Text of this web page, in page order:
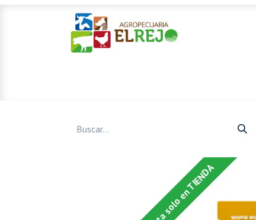
Venta solo en TIENDA